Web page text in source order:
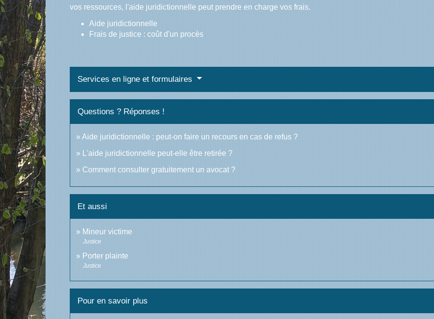
vos ressources, l'aide juridictionnelle peut prendre en charge vos frais.
Aide juridictionnelle
Frais de justice : coût d'un procès
Services en ligne et formulaires
Questions ? Réponses !
Aide juridictionnelle : peut-on faire un recours en cas de refus ?
L'aide juridictionnelle peut-elle être retirée ?
Comment consulter gratuitement un avocat ?
Et aussi
Mineur victime
Justice
Porter plainte
Justice
Pour en savoir plus